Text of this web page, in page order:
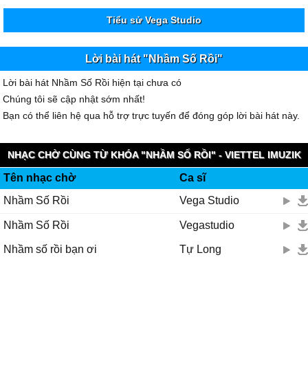
Tiểu sử Vega Studio
Lời bài hát "Nhầm Số Rồi"
Lời bài hát Nhầm Số Rồi hiện tại chưa có
Chúng tôi sẽ cập nhật sớm nhất!
Bạn có thể liên hệ qua hỗ trợ trực tuyến để đóng góp lời bài hát này.
NHẠC CHỜ CÙNG TỪ KHÓA "NHẦM SỐ RỒI" - VIETTEL IMUZIK
Tên nhạc chờ
Ca sĩ
Nhầm Số Rồi
Vega Studio
Nhầm Số Rồi Vegastudio
Nhầm số rồi bạn ơi Tự Long